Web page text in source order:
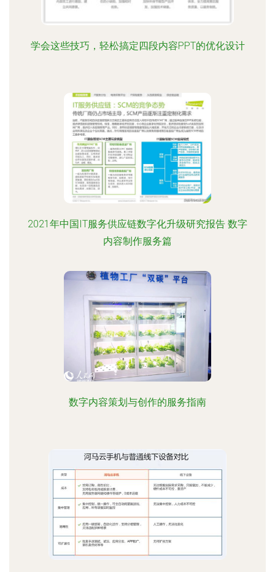
学会这些技巧，轻松搞定四段内容PPT的优化设计
2021年中国IT服务供应链数字化升级研究报告 数字
内容制作服务篇
数字内容策划与创作的服务指南